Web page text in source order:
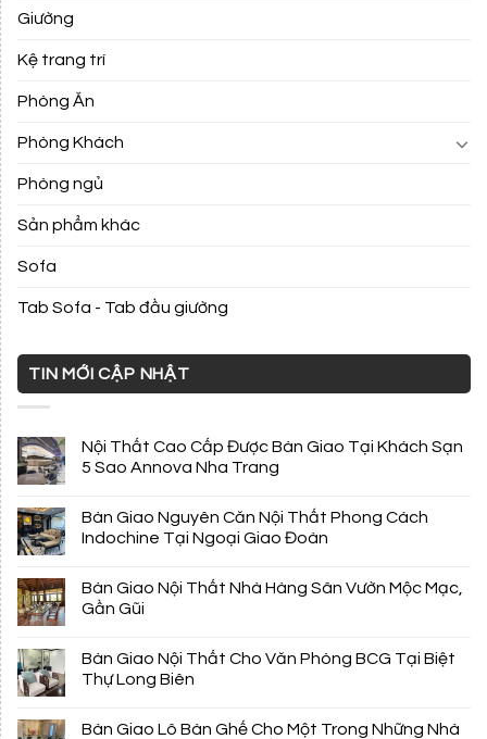
Giường
Kệ trang trí
Phòng Ăn
Phòng Khách
Phòng ngủ
Sản phẩm khác
Sofa
Tab Sofa - Tab đầu giường
TIN MỚI CẬP NHẬT
Nội Thất Cao Cấp Được Bàn Giao Tại Khách Sạn
5 Sao Annova Nha Trang
Bàn Giao Nguyên Căn Nội Thất Phong Cách
Indochine Tại Ngoại Giao Đoàn
Bàn Giao Nội Thất Nhà Hàng Sân Vườn Mộc Mạc,
Gần Gũi
Bàn Giao Nội Thất Cho Văn Phòng BCG Tại Biệt
Thự Long Biên
Bàn Giao Lô Bàn Ghế Cho Một Trong Những Nhà